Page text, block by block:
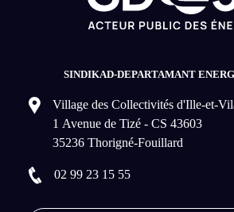
SINDIKAD-DEPARTAMANT
Village des Collectivités d'Ille-et-
1 Avenue de Tizé - CS 43603
35236 Thorigné-Fouillard
02 99 23 15 55